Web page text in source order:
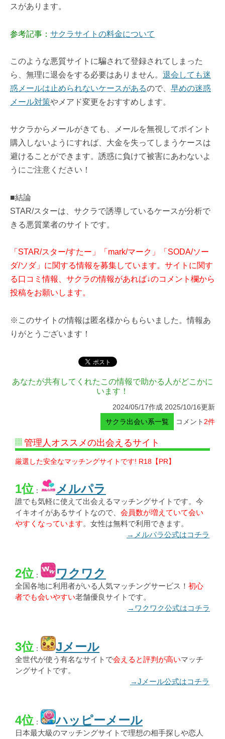
スがあります。
参考記事： サクラサイトの料金について
このような悪質サイトに騙されて登録されてしまった
ら、無理に退会をする必要はありません。 退会しても迷
惑メールは止められないケースがあるので、 早めの迷惑
メール対策やメアド変更をおすすめします。
サクラからメールがきても、メールを無視してポイント
購入しないようにすれば、大金を失ってしまうケースは
避けることができます。誘惑に負けて被害にあわないよ
うにご注意ください！
■結論
STAR/スターは、サクラで誘導しているケースが分析で
きる悪質業者のサイトです。
「STAR/スター/すたー」「mark/マーク」「SODA/ソー
ダ/ソダ」に関する情報を募集しています。サイトに関す
る口コミ情報、サクラの情報があれば↓のコメント欄から
投稿をお願いします。
※このサイトの情報は匿名様からもらいました。情報あ
りがとうございます！
あなたが共有してくれたこの情報で助かる人がどこかに
います！
2024/05/17作成 2025/10/16更新
サクラ出会い系一覧
コメント 2件
管理人オススメの出会えるサイト
厳選した安全なマッチングサイトです! R18【PR】
1位 ： メルパラ
誰でも気軽に使えて出会えるマッチングサイトです。今
イキオイがあるサイトなので、 会員数が増えていて会い
やすくなっています。女性は無料で利用できます。
→メルパラ公式はコチラ
2位 ： ワクワク
全国各地に利用者がいる人気マッチングサービス！ 初心
者でも会いやすい老舗優良サイトです。
→ワクワク公式はコチラ
3位 ： Jメール
全世代が使う有名なサイトで会えると評判が高いマッチ
ングサイトです。
→Jメール公式はコチラ
4位 ： ハッピーメール
日本最大級のマッチングサイトで理想の相手探しや恋人